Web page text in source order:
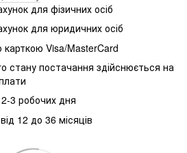
для фізичних осіб
для юридичних осіб
карткою Visa/MasterCard
стану постачання здійснюється на
3 робочих дня
12 до 36 місяців